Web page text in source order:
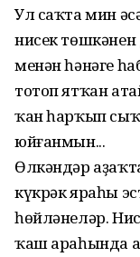
Ул саҡта мин
нисек
менән һәнәге
тотоп ятҡан
ҡан һарҡып
юйғанмын...
Өлкәндәр
күкрәк яраһы
һөйләнеләр.
ҡаш араһында